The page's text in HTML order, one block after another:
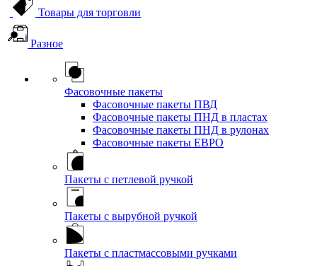
Товары для торговли
Разное
Фасовочные пакеты
Фасовочные пакеты ПВД
Фасовочные пакеты ПНД в пластах
Фасовочные пакеты ПНД в рулонах
Фасовочные пакеты ЕВРО
Пакеты с петлевой ручкой
Пакеты с вырубной ручкой
Пакеты с пластмассовыми ручками